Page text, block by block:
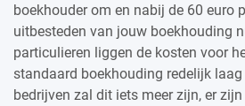
boekhouder om en nabij de 60 euro
uitbesteden van jouw boekhouding
particulieren liggen de kosten voor
standaard boekhouding redelijk
bedrijven zal dit iets meer zijn, er